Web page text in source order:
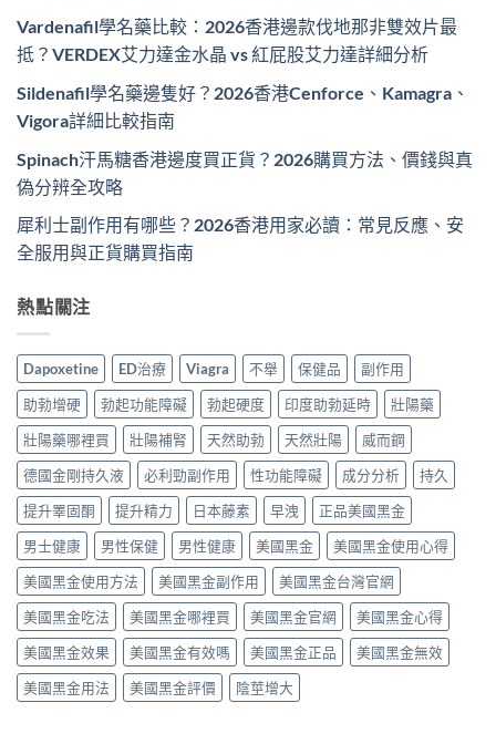
Vardenafil學名藥比較：2026香港邊款伐地那非雙效片最
抵？VERDEX艾力達金水晶 vs 紅屁股艾力達詳細分析
Sildenafil學名藥邊隻好？2026香港Cenforce、Kamagra、
Vigora詳細比較指南
Spinach汗馬糖香港邊度買正貨？2026購買方法、價錢與真
偽分辨全攻略
犀利士副作用有哪些？2026香港用家必讀：常見反應、安
全服用與正貨購買指南
熱點關注
Dapoxetine ED治療 Viagra 不舉 保健品
副作用
助勃增硬
勃起功能障礙 勃起硬度 印度助勃延時
壯陽藥
壯陽藥哪裡買
壯陽補腎 天然助勃 天然壯陽
威而鋼
德國金剛持久液
必利勁副作用 性功能障礙 成分分析
持久
提升睪固酮
提升精力 日本藤素 早洩
正品美國黑金
男士健康
男性保健 男性健康 美國黑金
美國黑金使用心得
美國黑金使用方法
美國黑金副作用
美國黑金台灣官網
美國黑金吃法
美國黑金哪裡買 美國黑金官網
美國黑金心得
美國黑金效果
美國黑金有效嗎 美國黑金正品
美國黑金無效
美國黑金用法
美國黑金評價 陰莖增大